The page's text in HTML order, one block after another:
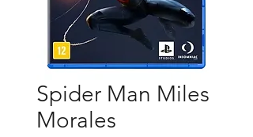
Spider Man Miles
Morales